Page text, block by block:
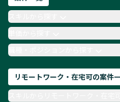
AIエンジニア
Webデザ
月収100万円 業務委託
TypeScript
Laravel
単価から探す
職種・ポジションから探す
リモートワーク・在宅可の案件